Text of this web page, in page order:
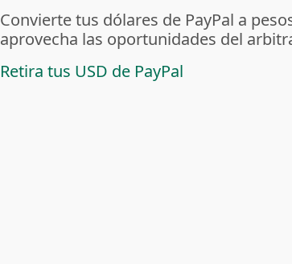
Convierte tus dólares de PayPal a
aprovecha las oportunidades del
Retira tus USD de PayPal